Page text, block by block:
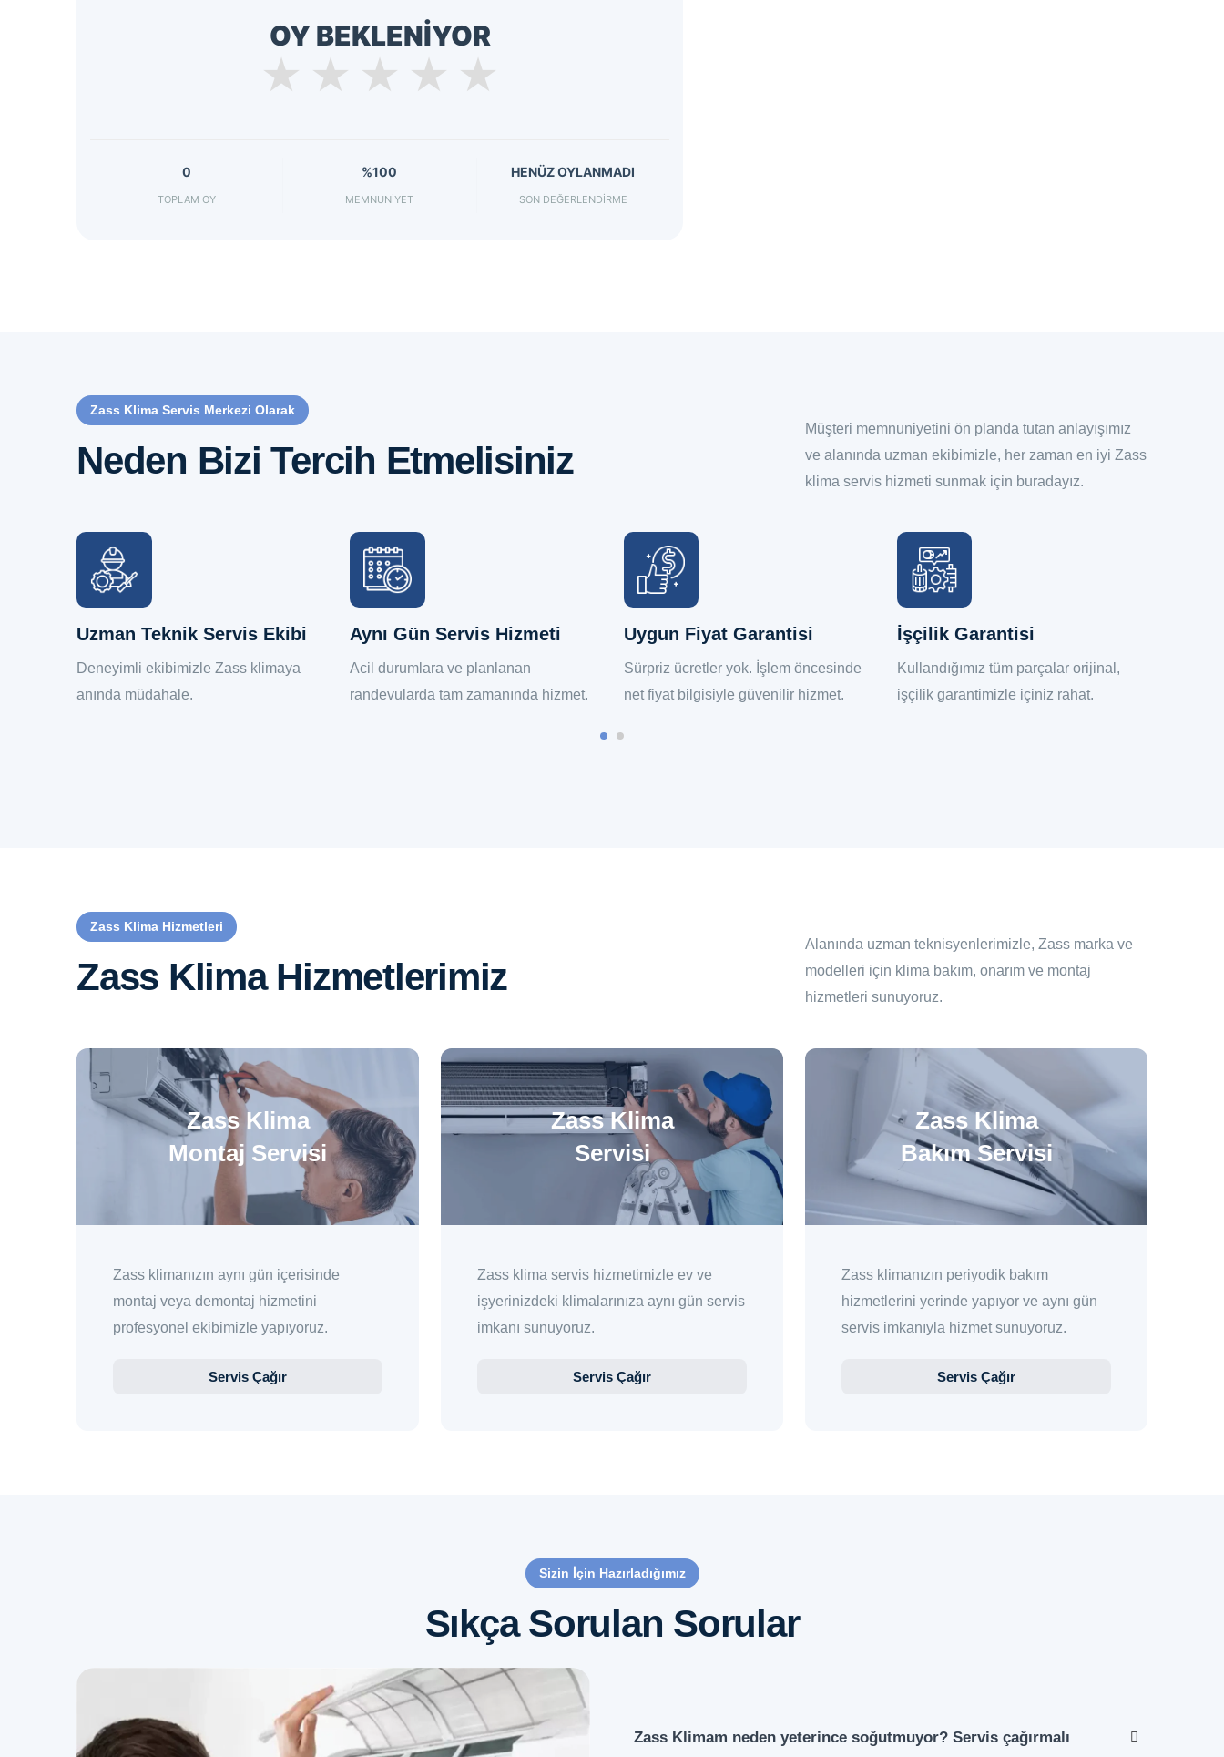
OY BEKLENİYOR
★
★
★
★
★
0
TOPLAM OY
%100
MEMNUNIYET
HENÜZ OYLANMADI
SON DEĞERLENDIRME
Zass Klima Servis Merkezi Olarak
Neden Bizi Tercih Etmelisiniz
Müşteri memnuniyetini ön planda tutan anlayışımız
ve alanında uzman ekibimizle, her zaman en iyi Zass
klima servis hizmeti sunmak için buradayız.
Uzman Teknik Servis Ekibi
Deneyimli ekibimizle Zass klimaya
anında müdahale.
Aynı Gün Servis Hizmeti
Acil durumlara ve planlanan
randevularda tam zamanında hizmet.
Uygun Fiyat Garantisi
Sürpriz ücretler yok. İşlem öncesinde
net fiyat bilgisiyle güvenilir hizmet.
İşçilik Garantisi
Kullandığımız tüm parçalar orijinal,
işçilik garantimizle içiniz rahat.
Zass Klima Hizmetleri
Zass Klima Hizmetlerimiz
Alanında uzman teknisyenlerimizle, Zass marka ve
modelleri için klima bakım, onarım ve montaj
hizmetleri sunuyoruz.
Zass Klima
Montaj Servisi
Zass klimanızın aynı gün içerisinde
montaj veya demontaj hizmetini
profesyonel ekibimizle yapıyoruz.
Servis Çağır
Zass Klima
Servisi
Zass klima servis hizmetimizle ev ve
işyerinizdeki klimalarınıza aynı gün servis
imkanı sunuyoruz.
Servis Çağır
Zass Klima
Bakım Servisi
Zass klimanızın periyodik bakım
hizmetlerini yerinde yapıyor ve aynı gün
servis imkanıyla hizmet sunuyoruz.
Servis Çağır
Sizin İçin Hazırladığımız
Sıkça Sorulan Sorular
Zass Klimam neden yeterince soğutmuyor? Servis çağırmalı